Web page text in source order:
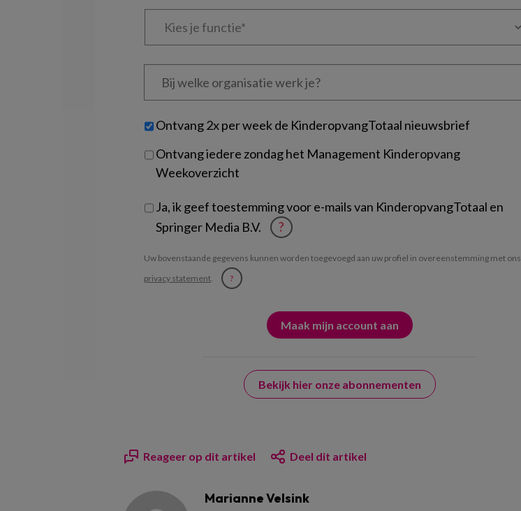
Kies
Bij
welke
je?
Untitled
Ontvang 2x per week de KinderopvangTotaal nieuwsbrief
Ontvang iedere zondag het Management Kinderopvang
Weekoverzicht
Ja, ik geef toestemming voor e-mails van KinderopvangTotaal en
Springer Media B.V.
?
Uw bovenstaande gegevens kunnen worden toegevoegd aan uw profiel in overeenstemming met ons
privacy statement. ?
Bekijk hier onze abonnementen
Reageer op dit artikel Deel dit artikel
Marianne Velsink